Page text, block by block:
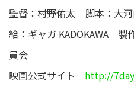
監督：村野佑太 脚本：大
給：ギャガ KADOKAWA 製
員会
映画公式サイト http://